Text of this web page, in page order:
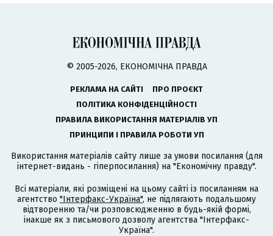
© 2005-2026, ЕКОНОМІЧНА ПРАВДА
РЕКЛАМА НА САЙТІ
ПРО ПРОЄКТ
ПОЛІТИКА КОНФІДЕНЦІЙНОСТІ
ПРАВИЛА ВИКОРИСТАННЯ МАТЕРІАЛІВ УП
ПРИНЦИПИ І ПРАВИЛА РОБОТИ УП
Використання матеріалів сайту лише за умови посилання (для
інтернет-видань - гіперпосилання) на "Економічну правду".
Всі матеріали, які розміщені на цьому сайті із посиланням на
агентство "Інтерфакс-Україна", не підлягають подальшому
відтворенню та/чи розповсюдженню в будь-якій формі,
інакше як з письмового дозволу агентства "Інтерфакс-
Україна".